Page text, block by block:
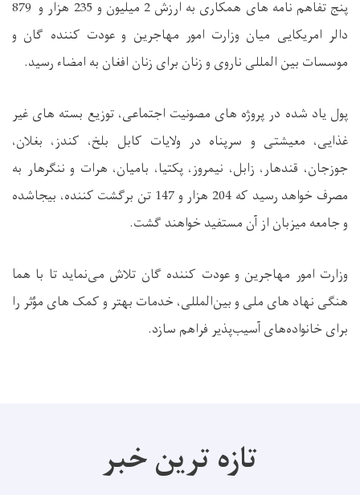
پنج تفاهم نامه های همکاری به ارزش 2 میلیون و 235 هزار و 879
دالر امریکایی میان وزارت امور مهاجرین و عودت کننده گان و
موسسات بین المللی ناروی و زنان برای زنان افغان به امضاء رسید.
پول یاد شده در پروژه های مصونیت اجتماعی، توزیع بسته های غیر
غذایی، معیشتی و سرپناه در ولایات کابل بلخ، کندز، بغلان،
جوزجان، قندهار، زابل، نیمروز، پکتیا، بامیان، هرات و ننگرهار به
مصرف خواهد رسید که 204 هزار و 147 تن برگشت کننده، بیجاشده
و جامعه میزبان از آن مستفید خواهند گشت.
وزارت امور مهاجرین و عودت کننده گان تلاش می‌نماید تا با هما
هنگی نهاد های ملی و بین‌المللی، خدمات بهتر و کمک ‌های مؤثر را
برای خانواده‌های آسیب‌پذیر فراهم سازد.
تازه ترین خبر